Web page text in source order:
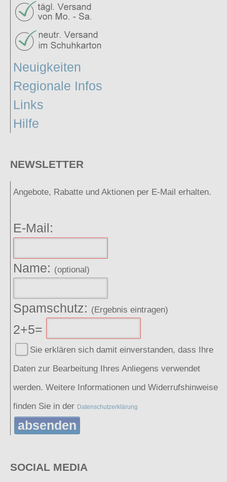
Neuigkeiten
Regionale Infos
Links
Hilfe
NEWSLETTER
Angebote, Rabatte und Aktionen per E-Mail erhalten.
E-Mail:
Name: (optional)
Spamschutz: (Ergebnis eintragen)
2+5=
Sie erklären sich damit einverstanden, dass Ihre
Daten zur Bearbeitung Ihres Anliegens verwendet
werden. Weitere Informationen und Widerrufshinweise
finden Sie in der Datenschutzerklärung
absenden
SOCIAL MEDIA